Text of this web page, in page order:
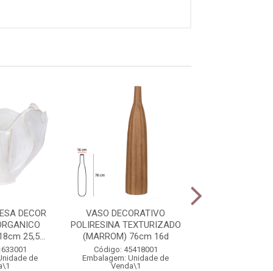
DECOR
25,5...
de
VASO DECORATIVO
POLIRESINA TEXTURIZADO
(MARROM) 76cm 16d
Código: 45418001
Embalagem: Unidade de
Venda\1